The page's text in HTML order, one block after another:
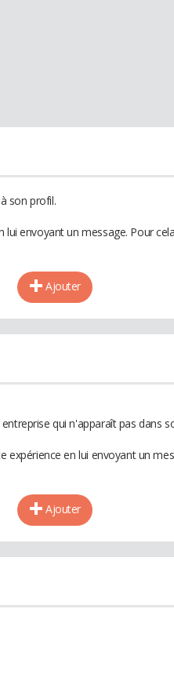
son profil.
lui envoyant un message. Pour
Ajouter
qui n'apparaît pas dans
expérience en lui envoyant un
Ajouter